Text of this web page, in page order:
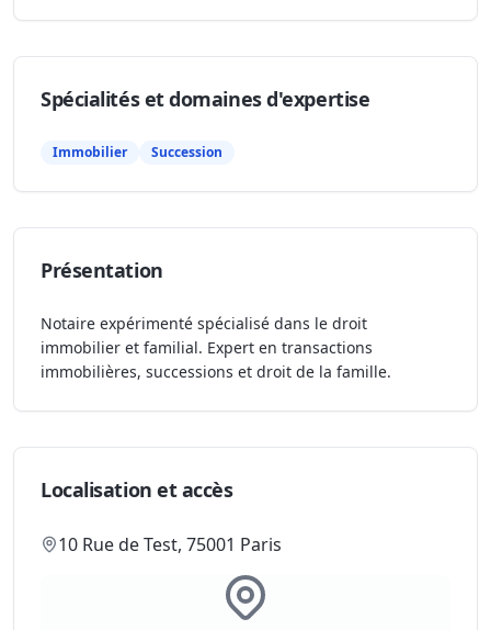
Spécialités et domaines d'expertise
Immobilier Succession
Présentation
Notaire expérimenté spécialisé dans le droit
immobilier et familial. Expert en transactions
immobilières, successions et droit de la famille.
Localisation et accès
10 Rue de Test, 75001 Paris